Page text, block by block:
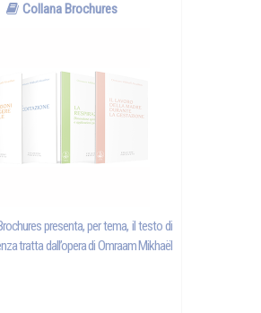
Collana Brochures
presenta, per tema, il testo di
tratta dall’opera di Omraam Mikhaël